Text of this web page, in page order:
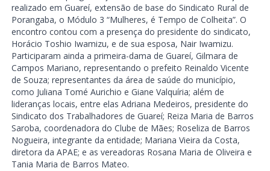
realizado em Guareí, extensão de base do Sindicato Rural de
Porangaba, o Módulo 3 “Mulheres, é Tempo de Colheita”. O
encontro contou com a presença do presidente do sindicato,
Horácio Toshio Iwamizu, e de sua esposa, Nair Iwamizu.
Participaram ainda a primeira-dama de Guareí, Gilmara de
Campos Mariano, representando o prefeito Reinaldo Vicente
de Souza; representantes da área de saúde do município,
como Juliana Tomé Aurichio e Giane Valquíria; além de
lideranças locais, entre elas Adriana Medeiros, presidente do
Sindicato dos Trabalhadores de Guareí; Reiza Maria de Barros
Saroba, coordenadora do Clube de Mães; Roseliza de Barros
Nogueira, integrante da entidade; Mariana Vieira da Costa,
diretora da APAE; e as vereadoras Rosana Maria de Oliveira e
Tania Maria de Barros Mateo.